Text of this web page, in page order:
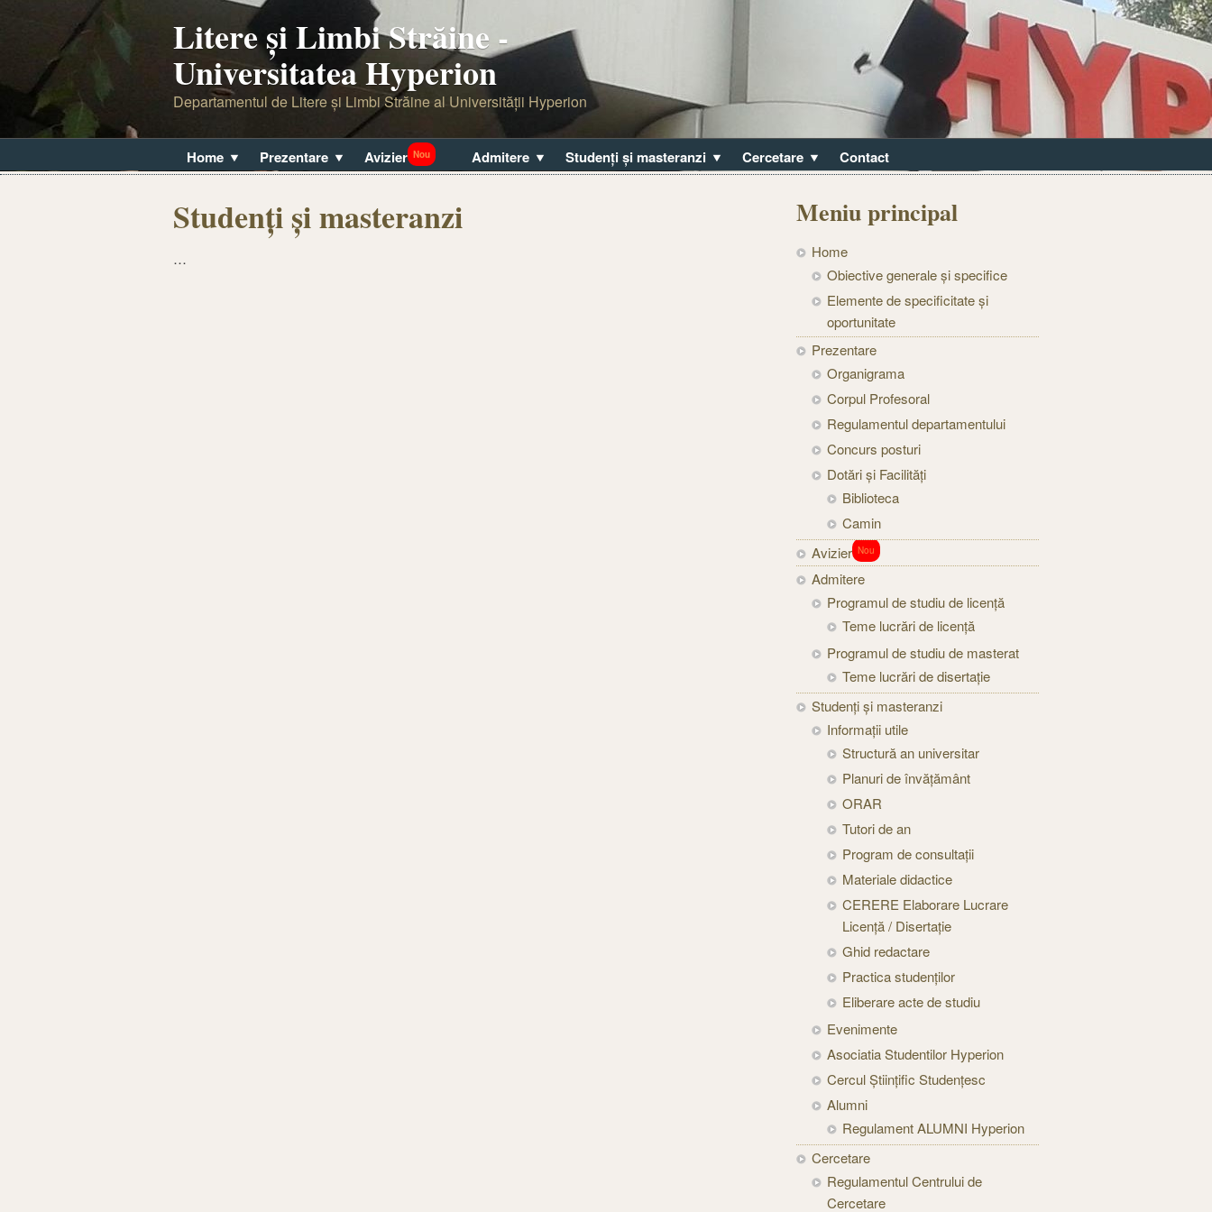
Litere şi Limbi Străine -
Universitatea Hyperion
Departamentul de Litere şi Limbi Străine al Universităţii Hyperion
Home Prezentare Avizier Nou Admitere Studenți şi masteranzi Cercetare Contact
Studenți și masteranzi
…
Meniu principal
Home
Obiective generale și specifice
Elemente de specificitate și
oportunitate
Prezentare
Organigrama
Corpul Profesoral
Regulamentul departamentului
Concurs posturi
Dotări și Facilități
Biblioteca
Camin
Avizier Nou
Admitere
Programul de studiu de licență
Teme lucrări de licență
Programul de studiu de masterat
Teme lucrări de disertație
Studenți şi masteranzi
Informaţii utile
Structură an universitar
Planuri de învățământ
ORAR
Tutori de an
Program de consultații
Materiale didactice
CERERE Elaborare Lucrare
Licență / Disertație
Ghid redactare
Practica studenților
Eliberare acte de studiu
Evenimente
Asociatia Studentilor Hyperion
Cercul Științific Studențesc
Alumni
Regulament ALUMNI Hyperion
Cercetare
Regulamentul Centrului de
Cercetare